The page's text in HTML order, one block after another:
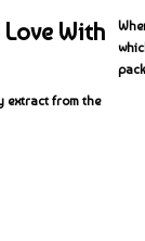
Love With
extract from the